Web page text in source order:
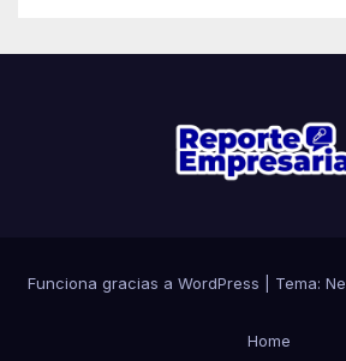
Funciona gracias a WordPress Tema:
Home